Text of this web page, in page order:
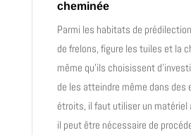
cheminée
Parmi les habitats de
de frelons, figure les tuiles et la
même qu’ils choisissent
de les atteindre même dans des
étroits, il faut utiliser un matériel
il peut être nécessaire de